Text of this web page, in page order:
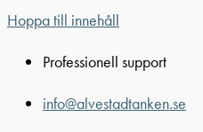
Hoppa till innehåll
Professionell support
info@alvestadtanken.se